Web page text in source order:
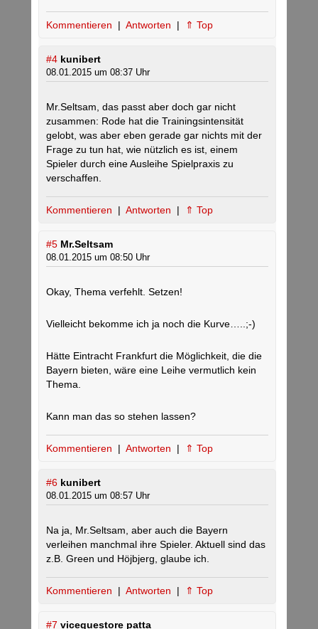
Kommentieren | Antworten | ⇑ Top
#4 kunibert
08.01.2015 um 08:37 Uhr
Mr.Seltsam, das passt aber doch gar nicht
zusammen: Rode hat die Trainingsintensität
gelobt, was aber eben gerade gar nichts mit der
Frage zu tun hat, wie nützlich es ist, einem
Spieler durch eine Ausleihe Spielpraxis zu
verschaffen.
Kommentieren | Antworten | ⇑ Top
#5 Mr.Seltsam
08.01.2015 um 08:50 Uhr
Okay, Thema verfehlt. Setzen!
Vielleicht bekomme ich ja noch die Kurve…..;-)
Hätte Eintracht Frankfurt die Möglichkeit, die die
Bayern bieten, wäre eine Leihe vermutlich kein
Thema.
Kann man das so stehen lassen?
Kommentieren | Antworten | ⇑ Top
#6 kunibert
08.01.2015 um 08:57 Uhr
Na ja, Mr.Seltsam, aber auch die Bayern
verleihen manchmal ihre Spieler. Aktuell sind das
z.B. Green und Höjbjerg, glaube ich.
Kommentieren | Antworten | ⇑ Top
#7 vicequestore patta